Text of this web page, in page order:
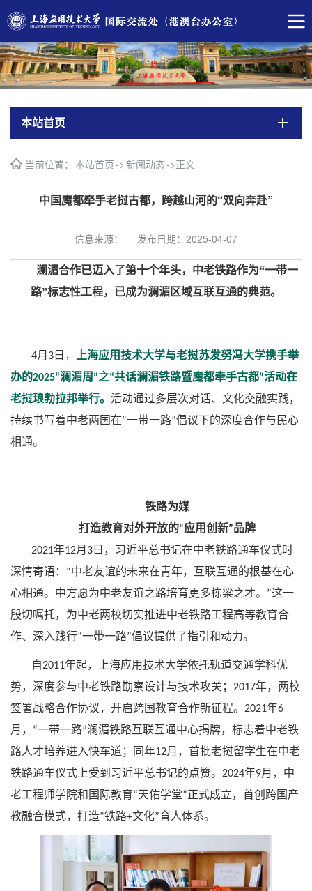
本站首页
当前位置： 本站首页->新闻动态->正文
中国魔都牵手老挝古都，跨越山河的“双向奔赴”
信息来源： 发布日期：2025-04-07
澜湄合作已迈入了第十个年头，中老铁路作为“一带一
路”标志性工程，已成为澜湄区域互联互通的典范。
4月 3 日，
上海应用技术大学与老挝苏发努冯大学携手举
办的2025“澜湄周 ”之“共话澜湄铁路暨魔都牵手古都”活动在
老挝琅勃拉邦举行。 活动通过多层次对话、文化交融实践，
持续书写着中老两国在“一带一路”倡议下的深度合作与民心
相通。
铁路为媒
打造教育对外开放的“应用创新”品牌
2021年12月 3 日，习近平总书记在中老铁路通车仪式时
深情寄语： “中老友谊的未来在青年，互联互通的根基在心
心相通。中方愿为中老友谊之路培育更多栋梁之才。 ”这一
殷切嘱托，为中老两校切实推进中老铁路工程高等教育合
作、深入践行“一带一路”倡议提供了指引和动力。
自2011年起，上海应用技术大学依托轨道交通学科优
势，深度参与中老铁路勘察设计与技术攻关； 2017年，两校
签署战略合作协议，开启跨国教育合作新征程。 2021年6
月， “一带一路”澜湄铁路互联互通中心揭牌，标志着中老铁
路人才培养进入快车道；同年12月，首批老挝留学生在中老
铁路通车仪式上受到习近平总书记的点赞。 2024年9月，中
老工程师学院和国际教育“天佑学堂”正式成立，首创跨国产
教融合模式，打造“铁路+文化”育人体系。